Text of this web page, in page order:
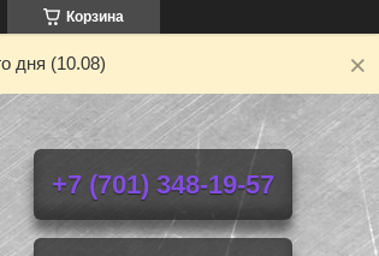
Корзина
дня (10.08)
+7 (701) 348-19-57